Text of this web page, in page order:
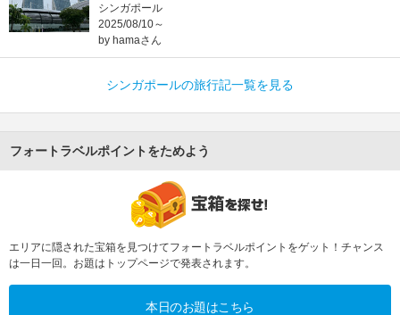
シンガポール
2025/08/10～
by hamaさん
シンガポールの旅行記一覧を見る
フォートラベルポイントをためよう
エリアに隠された宝箱を見つけてフォートラベルポイントをゲット！チャンス
は一日一回。お題はトップページで発表されます。
本日のお題はこちら